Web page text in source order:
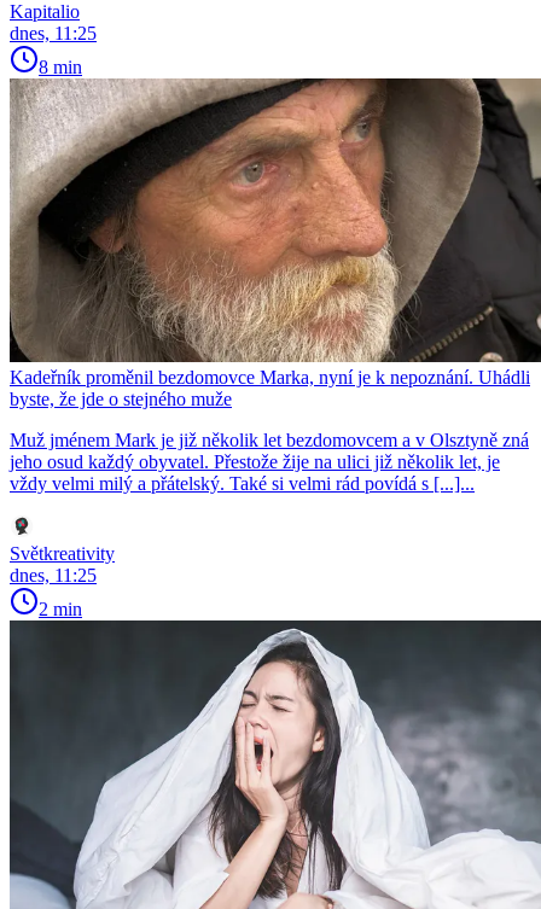
Kapitalio
dnes, 11:25
8 min
Kadeřník proměnil bezdomovce Marka, nyní je k nepoznání. Uhádli
byste, že jde o stejného muže
Muž jménem Mark je již několik let bezdomovcem a v Olsztyně zná
jeho osud každý obyvatel. Přestože žije na ulici již několik let, je
vždy velmi milý a přátelský. Také si velmi rád povídá s [...]...
Světkreativity
dnes, 11:25
2 min